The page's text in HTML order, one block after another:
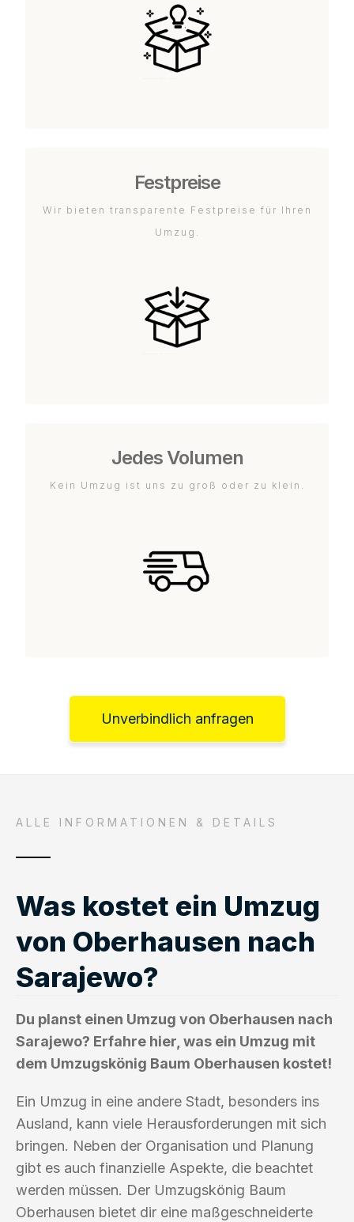
Festpreise
Wir bieten transparente Festpreise für Ihren
Umzug.
Jedes Volumen
Kein Umzug ist uns zu groß oder zu klein.
Unverbindlich anfragen
ALLE INFORMATIONEN & DETAILS
Was kostet ein Umzug
von Oberhausen nach
Sarajewo?
Du planst einen Umzug von Oberhausen nach
Sarajewo? Erfahre hier, was ein Umzug mit
dem Umzugskönig Baum Oberhausen kostet!
Ein Umzug in eine andere Stadt, besonders ins
Ausland, kann viele Herausforderungen mit sich
bringen. Neben der Organisation und Planung
gibt es auch finanzielle Aspekte, die beachtet
werden müssen. Der Umzugskönig Baum
Oberhausen bietet dir eine maßgeschneiderte